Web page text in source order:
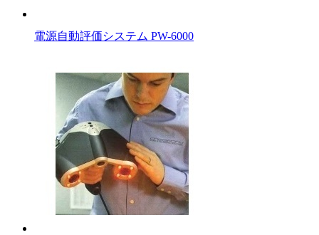
電源自動評価システム PW-6000